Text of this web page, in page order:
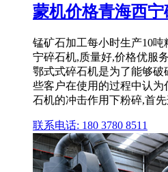
蒙机价格青海西宁
锰矿石加工每小时生产10
宁碎石机,质量好,价格优服
鄂式式碎石机是为了能够
些客户在使用的过程中认
石机的冲击作用下粉碎,首
联系电话: 180 3780 8511